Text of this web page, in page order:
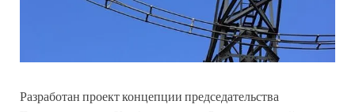
Разработан проект концепции председательства